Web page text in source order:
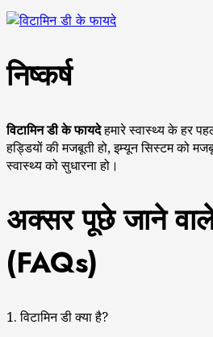
निष्कर्ष
विटामिन डी के फायदेहमारे स्वास्थ्य के हर
हड्डियों की मजबूती हो, इम्यून सिस्टम को
स्वास्थ्य को सुधारना हो।
अक्सर पूछे जाने
(FAQs)
1. विटामिन डी क्या है?